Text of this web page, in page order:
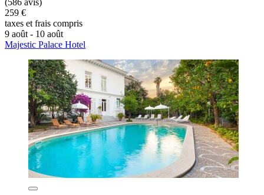
259 €
taxes et frais compris
9 août - 10 août
Majestic Palace Hotel